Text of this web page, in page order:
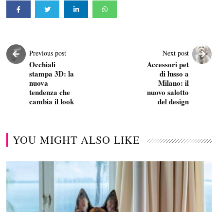
Previous post
Occhiali
stampa 3D: la
nuova
tendenza che
cambia il look
Next post
Accessori pet
di lusso a
Milano: il
nuovo salotto
del design
YOU MIGHT ALSO LIKE